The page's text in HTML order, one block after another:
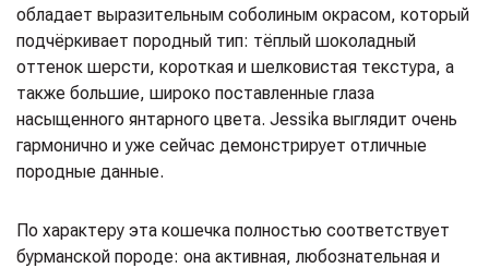
обладает выразительным соболиным окрасом, который
подчёркивает породный тип: тёплый шоколадный
оттенок шерсти, короткая и шелковистая текстура, а
также большие, широко поставленные глаза
насыщенного янтарного цвета. Jessika выглядит очень
гармонично и уже сейчас демонстрирует отличные
породные данные.
По характеру эта кошечка полностью соответствует
бурманской породе: она активная, любознательная и